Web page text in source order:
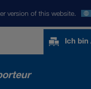
version of this website.
Ich bin